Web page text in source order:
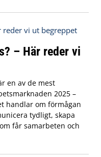
– Här reder vi
en av de mest
2025 –
handlar om förmågan
tydligt, skapa
får samarbeten och